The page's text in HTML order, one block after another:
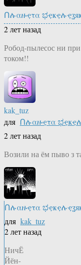
Ոሉαዙҿτα
2 лет назад
Робод-пылесос ни
током!!
kak_tuz
для Ոሉαዙҿτα
2 лет назад
Возили на ём пыво з
Ոሉαዙҿτα
для kak_tuz
2 лет назад
НичЁ
Йён-